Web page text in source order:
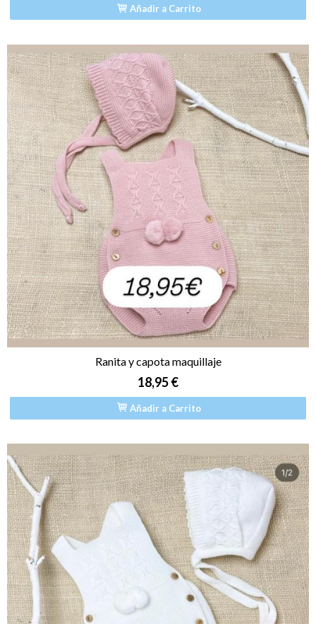
Añadir a Carrito
Ranita y capota maquillaje
18,95 €
Añadir a Carrito